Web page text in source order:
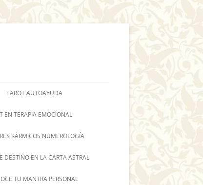
TAROT AUTOAYUDA
EN TERAPIA EMOCIONAL
KÁRMICOS NUMEROLOGÍA
DESTINO EN LA CARTA ASTRAL
TU MANTRA PERSONAL